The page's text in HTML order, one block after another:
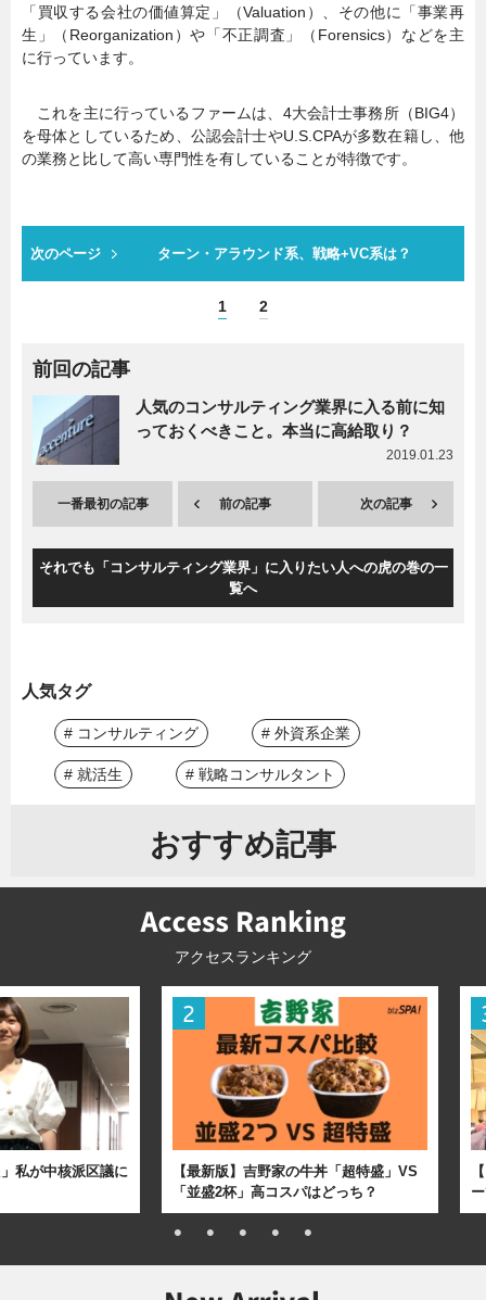
「買収する会社の価値算定」（Valuation）、その他に「事業再
生」（Reorganization）や「不正調査」（Forensics）などを主
に行っています。
これを主に行っているファームは、4大会計士事務所（BIG4）
を母体としているため、公認会計士やU.S.CPAが多数在籍し、他
の業務と比して高い専門性を有していることが特徴です。
次のページ ターン・アラウンド系、戦略+VC系は？
1 2
前回の記事
人気のコンサルティング業界に入る前に知
っておくべきこと。本当に高給取り？
2019.01.23
一番最初の記事 前の記事 次の記事
それでも「コンサルティング業界」に入りたい人への虎の巻の一
覧へ
人気タグ
# コンサルティング # 外資系企業
# 就活生 # 戦略コンサルタント
おすすめ記事
アクセスランキング
私が中核派区議に
【最新版】吉野家の牛丼「超特盛」VS
「並盛2杯」高コスパはどっち？